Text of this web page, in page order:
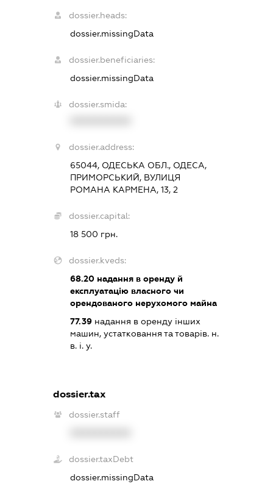
dossier.heads:
dossier.missingData
dossier.beneficiaries:
dossier.missingData
dossier.smida:
dossier.address:
65044, ОДЕСЬКА ОБЛ., ОДЕСА,
ПРИМОРСЬКИЙ, ВУЛИЦЯ
РОМАНА КАРМЕНА, 13, 2
dossier.capital:
18 500 грн.
dossier.kveds:
68.20надання в оренду й
експлуатацію власного чи
орендованого нерухомого майна
77.39надання в оренду інших
машин, устатковання та товарів. н.
в. і. у.
dossier.tax
dossier.staff
dossier.taxDebt
dossier.missingData